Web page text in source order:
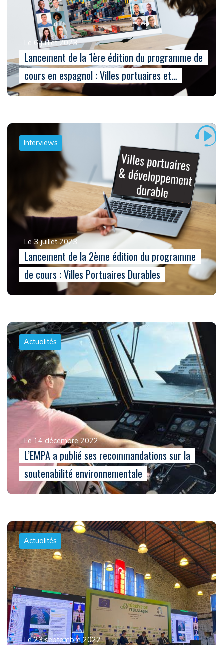
Le 6 juillet 2023
Lancement de la 1ère édition du programme de
cours en espagnol : Villes portuaires et…
Interviews
Le 3 juillet 2023
Lancement de la 2ème édition du programme
de cours : Villes Portuaires Durables
Actualités
Le 14 décembre 2022
L’EMPA a publié ses recommandations sur la
soutenabilité environnementale
Actualités
Le 23 septembre 2022